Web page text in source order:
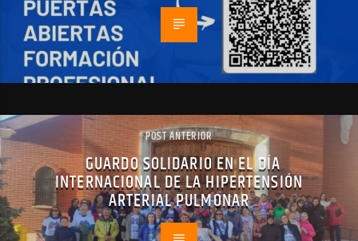
POST ANTERIOR
GUARDO SOLIDARIO EN EL DÍA
INTERNACIONAL DE LA HIPERTENSIÓN
ARTERIAL PULMONAR